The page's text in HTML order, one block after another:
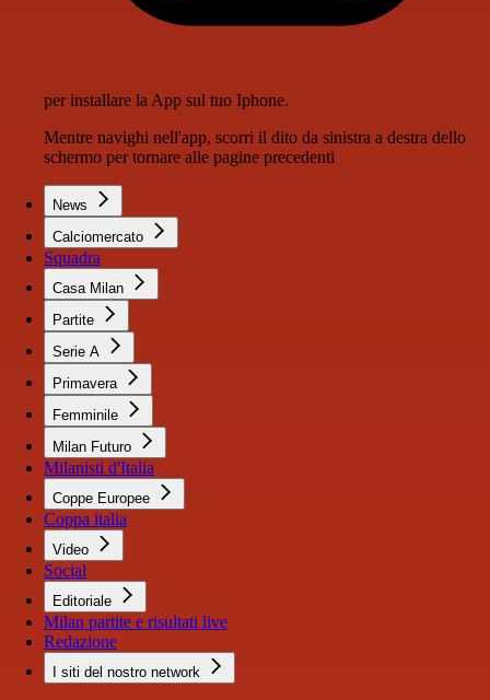
per installare la App sul tuo Iphone.
Mentre navighi nell'app, scorri il dito da sinistra a destra dello
schermo per tornare alle pagine precedenti
News
Calciomercato
Squadra
Casa Milan
Partite
Serie A
Primavera
Femminile
Milan Futuro
Milanisti d'Italia
Coppe Europee
Coppa italia
Video
Social
Editoriale
Milan partite e risultati live
Redazione
I siti del nostro network